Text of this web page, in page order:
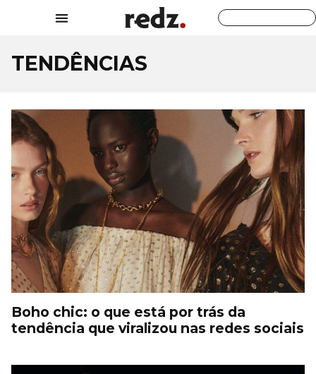
TENDÊNCIAS
Boho chic: o que está por trás da
tendência que viralizou nas redes sociais